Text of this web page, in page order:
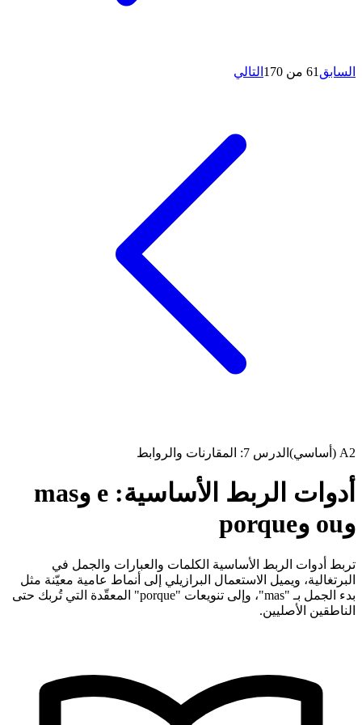
السابق 61 من 170 التالي
A2 (أساسي) الدرس 7: المقارنات والروابط
أدوات الربط الأساسية: e وmas
وou وporque
تربط أدوات الربط الأساسية الكلمات والعبارات والجمل في
البرتغالية، ويميل الاستعمال البرازيلي إلى أنماط عامية معيّنة مثل
بدء الجمل بـ "mas"، وإلى تنويعات "porque" المعقّدة التي تُربك حتى
الناطقين الأصليين.